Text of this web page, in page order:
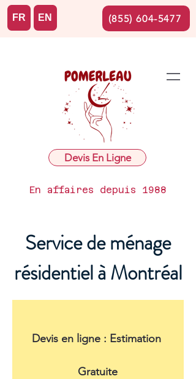
Devis En Ligne
En affaires depuis 1988
FR EN (855) 604-5477
Service de ménage
résidentiel à Montréal
Devis en ligne : Estimation
Gratuite